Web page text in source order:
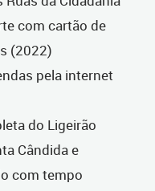
com cartão de
(2022)
pela internet
do Ligeirão
Cândida e
com tempo